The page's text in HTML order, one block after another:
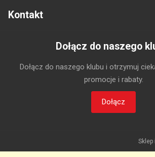
Kontakt
Dołącz do naszego
Dołącz do naszego klubu i otrzymuj
promocje i rabaty.
Dołącz
Sklep